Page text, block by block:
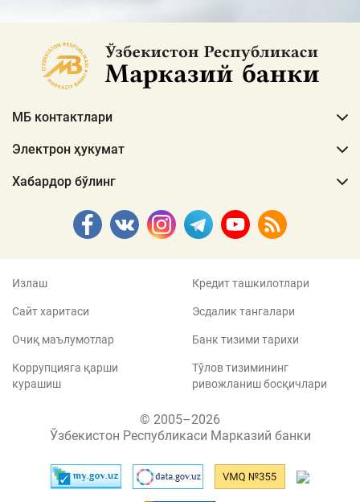
МБ контактлари
Электрон ҳукумат
Хабардор бўлинг
Излаш
Сайт харитаси
Очиқ маълумотлар
Коррупцияга қарши
курашиш
Кредит ташкилотлари
Эсдалик тангалари
Банк тизими тарихи
Тўлов тизимининг
ривожланиш босқичлари
© 2005–2026
Ўзбекистон Республикаси Марказий банки